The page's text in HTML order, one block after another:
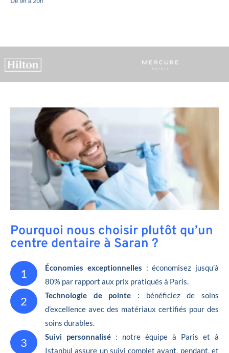
Pourquoi nous choisir plutôt qu’un
centre dentaire à Saran ?
1 Économies exceptionnelles : économisez jusqu’à
80% par rapport aux prix pratiqués à Paris.
2 Technologie de pointe : bénéficiez de soins
d’excellence avec des matériaux certifiés pour des
soins durables.
3 Suivi personnalisé : notre équipe à Paris et à
Istanbul assure un suivi complet avant, pendant, et